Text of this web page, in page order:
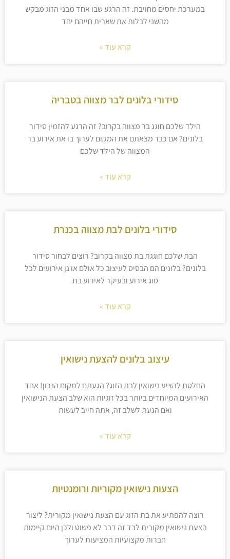
במערכת יחסים מחויבת. זה הרגע שבו אחד מבני הזוג מבקש
מהשני לבלות את שארית חייהם יחד
קרא עוד »
סידורי בלונים לבר מצווה בטבריה
הילד שלכם חוגג בר מצווה בקרוב? זה הרגע להזמין סידור
בלונים? אם כבר מצאתם את המקום לערוך בו את אירוע בר
המצווה של הילד שלכם
קרא עוד »
סידורי בלונים לבת מצווה בכנרת
הבת שלכם חוגגת בת מצווה בקרוב? רוצים לבחור סידור
בלונים? בלונים הם הבסיס לעיצוב כל אולם או גן אירועים לכל
סוג אירוע ובעיקר לאירוע בת
קרא עוד »
עיצוב בלונים להצעת נישואין
החלטת להציע נישואין לבת הזוג? הגעתם למקום הנכון! אחד
האירועים המיוחדים ביותר בכל זוגיות הוא שלב הצעת הנישואין
ואם הגעת לשלב זה, אתה חייב לעשות
קרא עוד »
הצעות נישואין מקוריות ורומנטיות
רוצה להפתיע את בת הזוג עם הצעת נישואין מקורית? ליצור
הצעת נישואין מקורית לבד זה דבר לא פשוט ולכן היום קיימות
חברות מקצועיות המציעות לערוך